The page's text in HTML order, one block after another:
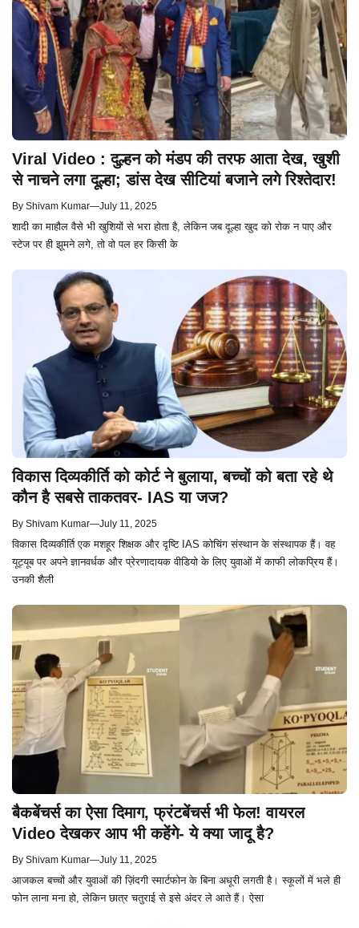
Viral Video : दुल्हन को मंडप की तरफ आता देख, खुशी
से नाचने लगा दूल्हा; डांस देख सीटियां बजाने लगे रिश्तेदार!
By Shivam Kumar—July 11, 2025
शादी का माहौल वैसे भी खुशियों से भरा होता है, लेकिन जब दूल्हा खुद को रोक न पाए और
स्टेज पर ही झूमने लगे, तो वो पल हर किसी के
विकास दिव्यकीर्ति को कोर्ट ने बुलाया, बच्चों को बता रहे थे
कौन है सबसे ताकतवर- IAS या जज?
By Shivam Kumar—July 11, 2025
विकास दिव्यकीर्ति एक मशहूर शिक्षक और दृष्टि IAS कोचिंग संस्थान के संस्थापक हैं। वह
यूट्यूब पर अपने ज्ञानवर्धक और प्रेरणादायक वीडियो के लिए युवाओं में काफी लोकप्रिय हैं।
उनकी शैली
बैकबेंचर्स का ऐसा दिमाग, फ्रंटबेंचर्स भी फेल! वायरल
Video देखकर आप भी कहेंगे- ये क्या जादू है?
By Shivam Kumar—July 11, 2025
आजकल बच्चों और युवाओं की ज़िंदगी स्मार्टफोन के बिना अधूरी लगती है। स्कूलों में भले ही
फोन लाना मना हो, लेकिन छात्र चतुराई से इसे अंदर ले आते हैं। ऐसा